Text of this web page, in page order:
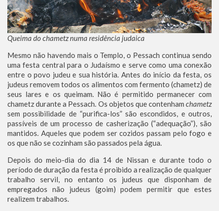
Queima do chametz numa residência judaica
Mesmo não havendo mais o Templo, o Pessach continua sendo
uma festa central para o Judaísmo e serve como uma conexão
entre o povo judeu e sua história. Antes do início da festa, os
judeus removem todos os alimentos com fermento (chametz) de
seus lares e os queimam. Não é permitido permanecer com
chametz durante a Pessach. Os objetos que contenham chametz
sem possibilidade de “purifica-los” são escondidos, e outros,
passíveis de um processo de casherização (“adequação”), são
mantidos. Aqueles que podem ser cozidos passam pelo fogo e
os que não se cozinham são passados pela água.
Depois do meio-dia do dia 14 de Nissan e durante todo o
período de duração da festa é proibido a realização de qualquer
trabalho servil, no entanto os judeus que disponham de
empregados não judeus (goim) podem permitir que estes
realizem trabalhos.